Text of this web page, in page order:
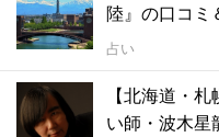
陸』の口コミ
占い
【北海道・
い師・波木星